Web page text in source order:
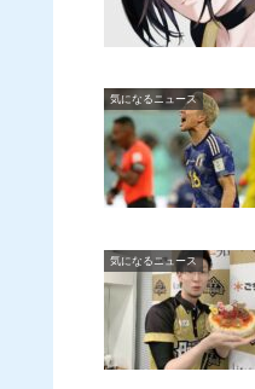
気になるニュース
気になるニュース